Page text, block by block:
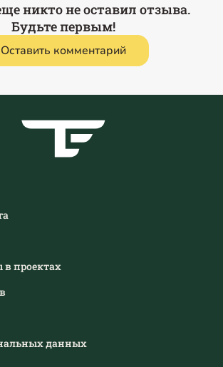
никто не оставил отзыва.
Будьте первым!
Оставить комментарий
проектах
данных